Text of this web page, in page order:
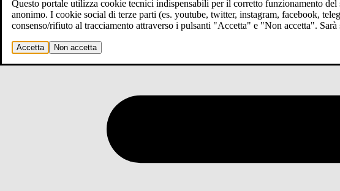
Questo portale utilizza cookie tecnici indispensabili per il corretto funzionamento
anonimo. I cookie social di terze parti (es. youtube, twitter, instagram, facebook,
consenso/rifiuto al tracciamento attraverso i pulsanti "Accetta" e "Non accetta".
Accetta Non accetta